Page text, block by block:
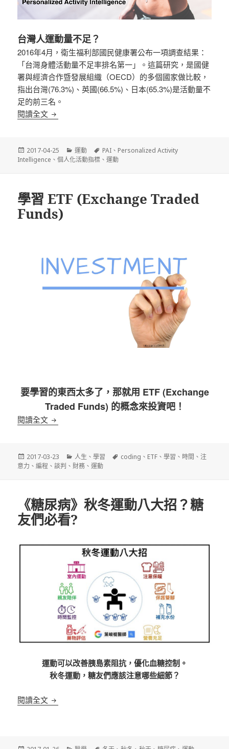
台灣人運動量不足？
2016年4月，衛生福利部國民健康署公布一項調查結果：
「台灣身體活動量不足率排名第一」。這篇研究，是國健
署與經濟合作暨發展組織（OECD）的多個國家做比較，
指出台灣(76.3%)、英國(66.5%)、日本(65.3%)是活動量不
足的前三名。
閱讀全文 運動新標準 – 個人化活動指標 (Personalized
發
佈
2017-04-25
分
類
運動
標
籤
PAI 、 Personalized Activity
Intelligence 、個人化活動指標 、運動
學習 ETF (Exchange Traded
Funds)
要學習的東西太多了，那就用 ETF (Exchange
Traded Funds) 的概念來投資吧！
閱讀全文 學習 ETF (Exchange Traded Funds)
發
佈
2017-03-23
分
類
人生 、學習
標
coding 、 ETF 、學習 、 時間 、 注
意力 、編程 、談判 、 財務 、運動
《糖尿病》秋冬運動八大招？糖
友們必看?
運動可以改善胰島素阻抗，優化血糖控制。
秋冬運動，糖友們應該注意哪些細節？
閱讀全文 《糖尿病》秋冬運動八大招？糖友們必看?